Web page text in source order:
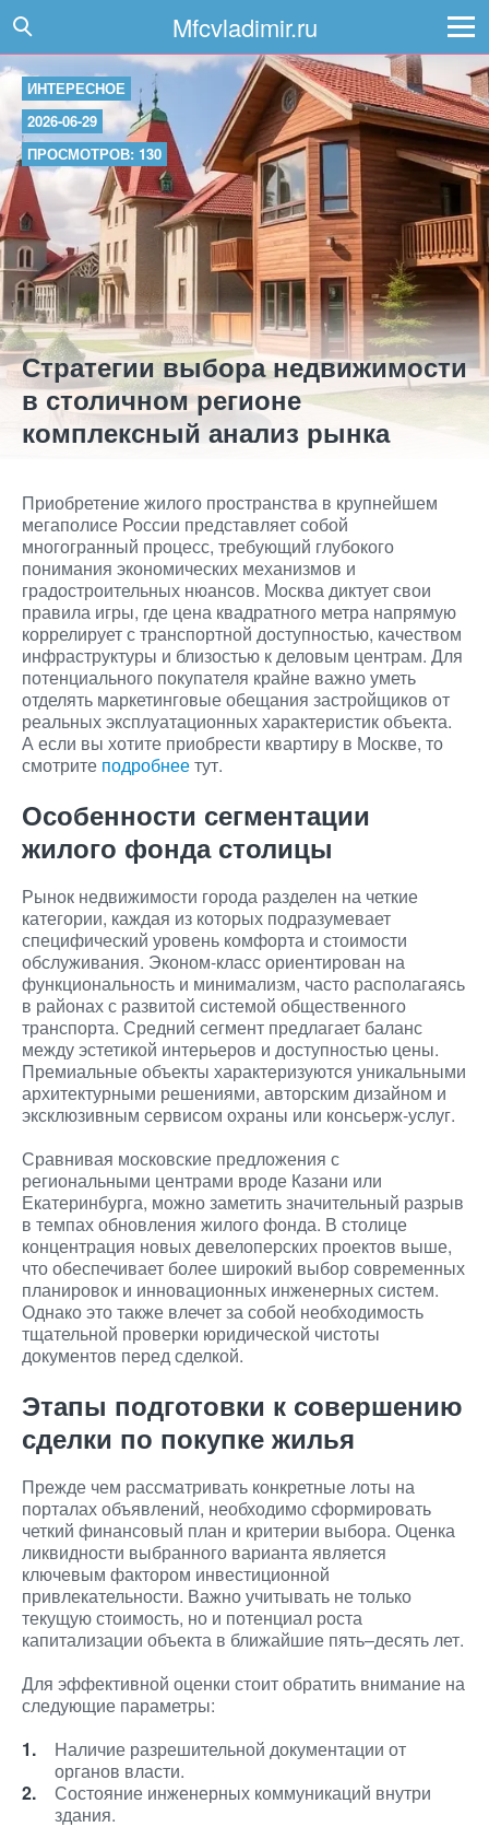
Mfcvladimir.ru
ИНТЕРЕСНОЕ
2026-06-29
ПРОСМОТРОВ: 130
Стратегии выбора недвижимости
в столичном регионе
комплексный анализ рынка
Приобретение жилого пространства в крупнейшем
мегаполисе России представляет собой
многогранный процесс, требующий глубокого
понимания экономических механизмов и
градостроительных нюансов. Москва диктует свои
правила игры, где цена квадратного метра напрямую
коррелирует с транспортной доступностью, качеством
инфраструктуры и близостью к деловым центрам. Для
потенциального покупателя крайне важно уметь
отделять маркетинговые обещания застройщиков от
реальных эксплуатационных характеристик объекта.
А если вы хотите приобрести квартиру в Москве, то
смотрите подробнеетут.
Особенности сегментации
жилого фонда столицы
Рынок недвижимости города разделен на четкие
категории, каждая из которых подразумевает
специфический уровень комфорта и стоимости
обслуживания. Эконом-класс ориентирован на
функциональность и минимализм, часто располагаясь
в районах с развитой системой общественного
транспорта. Средний сегмент предлагает баланс
между эстетикой интерьеров и доступностью цены.
Премиальные объекты характеризуются уникальными
архитектурными решениями, авторским дизайном и
эксклюзивным сервисом охраны или консьерж-услуг.
Сравнивая московские предложения с
региональными центрами вроде Казани или
Екатеринбурга, можно заметить значительный разрыв
в темпах обновления жилого фонда. В столице
концентрация новых девелоперских проектов выше,
что обеспечивает более широкий выбор современных
планировок и инновационных инженерных систем.
Однако это также влечет за собой необходимость
тщательной проверки юридической чистоты
документов перед сделкой.
Этапы подготовки к совершению
сделки по покупке жилья
Прежде чем рассматривать конкретные лоты на
порталах объявлений, необходимо сформировать
четкий финансовый план и критерии выбора. Оценка
ликвидности выбранного варианта является
ключевым фактором инвестиционной
привлекательности. Важно учитывать не только
текущую стоимость, но и потенциал роста
капитализации объекта в ближайшие пять–десять лет.
Для эффективной оценки стоит обратить внимание на
следующие параметры:
Наличие разрешительной документации от
органов власти.
Состояние инженерных коммуникаций внутри
здания.